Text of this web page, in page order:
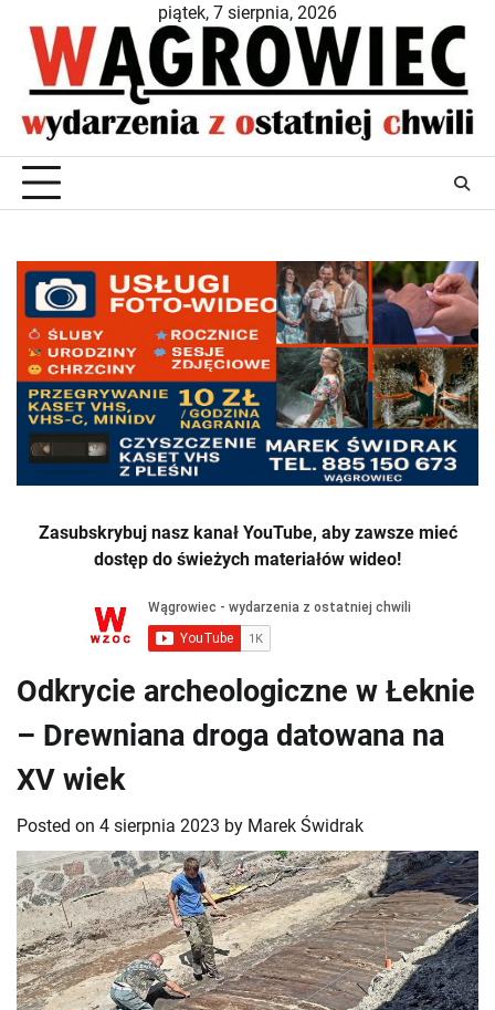
content
piątek, 7 sierpnia, 2026
Zasubskrybuj nasz kanał YouTube, aby zawsze mieć
dostęp do świeżych materiałów wideo!
Odkrycie archeologiczne w Łeknie
– Drewniana droga datowana na
XV wiek
Posted on 4 sierpnia 2023 by Marek Świdrak